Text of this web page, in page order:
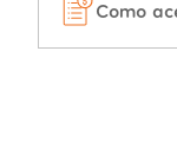
Como